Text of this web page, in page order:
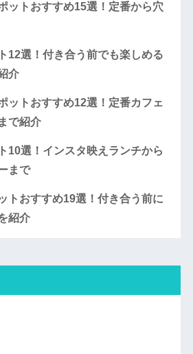
ットおすすめ15選！定番から穴
12選！付き合う前でも楽しめる
介
ットおすすめ12選！定番カフェ
で紹介
10選！インスタ映えランチから
まで
トおすすめ19選！付き合う前に
紹介